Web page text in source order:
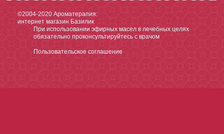
©2004-2020 Ароматерапия:
интернет магазин Базилик
При использовании эфирных масел в лечебных целях
обязательно проконсультируйтесь с врачом
Пользовательское соглашение